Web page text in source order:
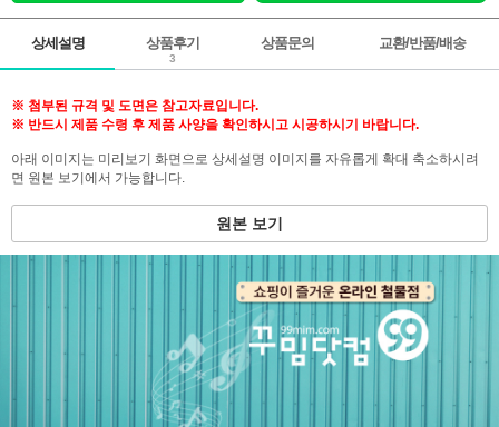
상세설명 상품후기
3
상품문의 교환/반품/배송
※ 첨부된 규격 및 도면은 참고자료입니다.
※ 반드시 제품 수령 후 제품 사양을 확인하시고 시공하시기 바랍니다.
아래 이미지는 미리보기 화면으로 상세설명 이미지를 자유롭게 확대 축소하시려
면 원본 보기에서 가능합니다.
원본 보기